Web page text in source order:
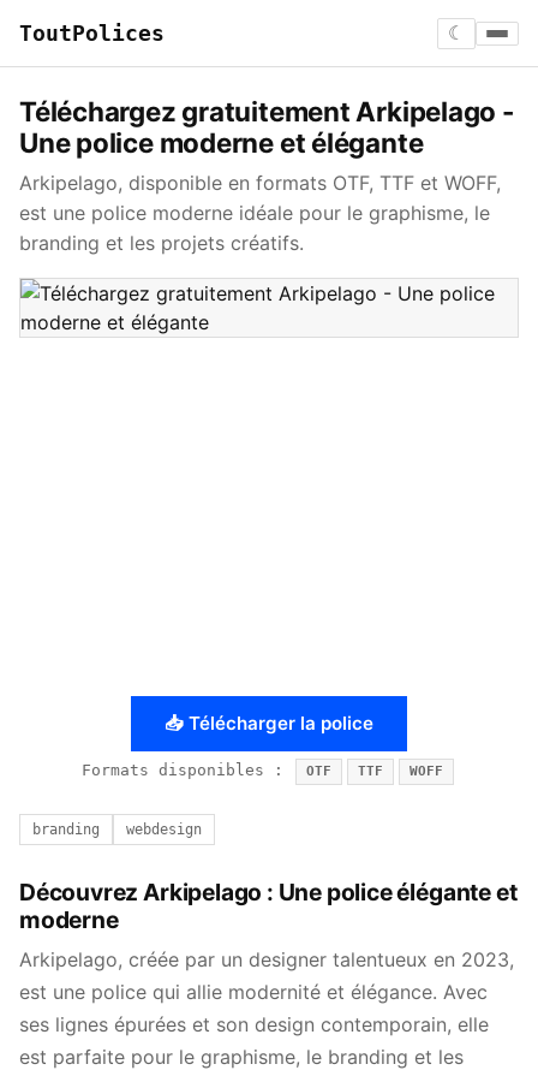
ToutPolices ☾
Téléchargez gratuitement Arkipelago -
Une police moderne et élégante
Arkipelago, disponible en formats OTF, TTF et WOFF,
est une police moderne idéale pour le graphisme, le
branding et les projets créatifs.
📥 Télécharger la police
Formats disponibles : OTF TTF WOFF
branding webdesign
Découvrez Arkipelago : Une police élégante et
moderne
Arkipelago, créée par un designer talentueux en 2023,
est une police qui allie modernité et élégance. Avec
ses lignes épurées et son design contemporain, elle
est parfaite pour le graphisme, le branding et les